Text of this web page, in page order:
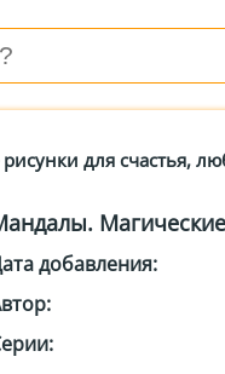
для счастья,
добавления: